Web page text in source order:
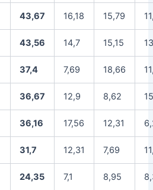
43,67 16,18 15,79
43,56 14,7 15,15
37,4 7,69 18,66
36,67 12,9 8,62
36,16 17,56 12,31
31,7 12,31 7,69
24,35 7,1 8,95